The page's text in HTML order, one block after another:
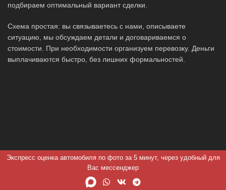
подбираем оптимальный вариант сделки.
Схема простая: вы связываетесь с нами, описываете
ситуацию, мы обсуждаем детали и договариваемся о
стоимости. При необходимости организуем перевозку. Деньги
выплачиваются быстро, без лишних формальностей.
Экспресс оценка автомобиля по фото за 5 минут, через удобный для
Вас мессенджер